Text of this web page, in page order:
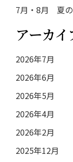
7月・8月 夏の
アーカイ
2026年7月
2026年6月
2026年5月
2026年4月
2026年2月
2025年12月